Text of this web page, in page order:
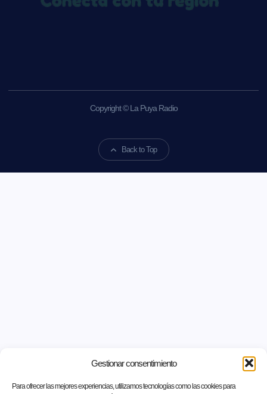
Gestionar consentimiento
Para ofrecer las mejores experiencias, utilizamos tecnologías como las cookies para
Copyright © La Puya Radio
Back to Top